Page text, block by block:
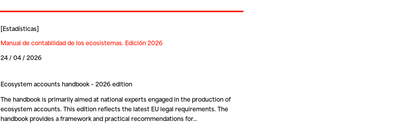
[Estadísticas]
Manual de contabilidad de los ecosistemas. Edición 2026
24 / 04 / 2026
Ecosystem accounts handbook – 2026 edition
The handbook is primarily aimed at national experts engaged in the production of
ecosystem accounts. This edition reflects the latest EU legal requirements. The
handbook provides a framework and practical recommendations for…